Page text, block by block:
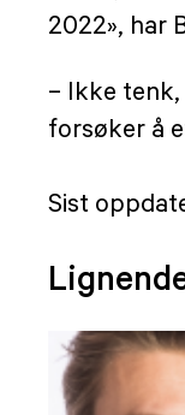
2022», har
– Ikke
forsøker å
Sist